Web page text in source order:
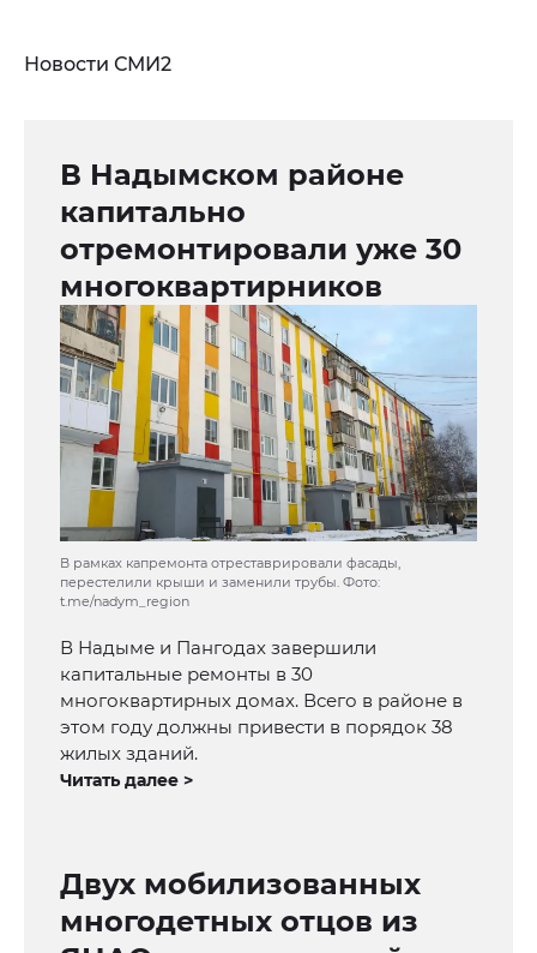
Новости СМИ2
В Надымском районе
капитально
отремонтировали уже 30
многоквартирников
В рамках капремонта отреставрировали фасады,
перестелили крыши и заменили трубы. Фото:
t.me/nadym_region
В Надыме и Пангодах завершили
капитальные ремонты в 30
многоквартирных домах. Всего в районе в
этом году должны привести в порядок 38
жилых зданий.
Читать далее >
Двух мобилизованных
многодетных отцов из